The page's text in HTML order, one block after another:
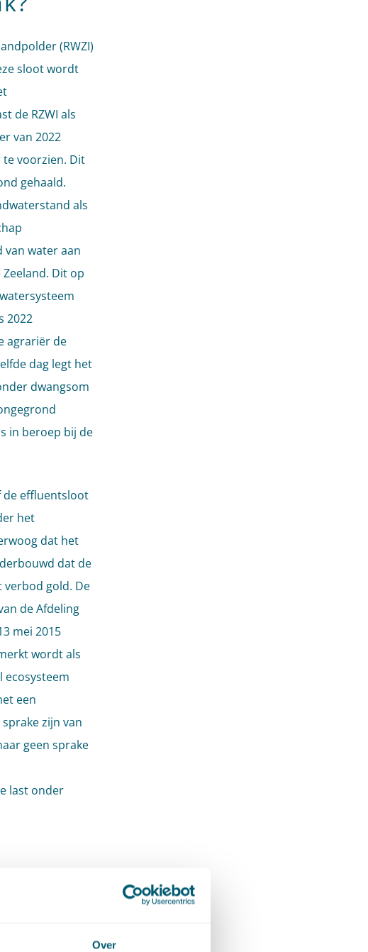
Over
(RWZI)
sloot wordt
de RZWI als
van 2022
voorzien. Dit
gehaald.
als
water aan
Dit op
2022
agrariër de
dag legt het
dwangsom
in beroep bij de
de effluentsloot
het
dat het
dat de
gold. De
de Afdeling
mei 2015
wordt als
ecosysteem
een
zijn van
geen sprake
last onder